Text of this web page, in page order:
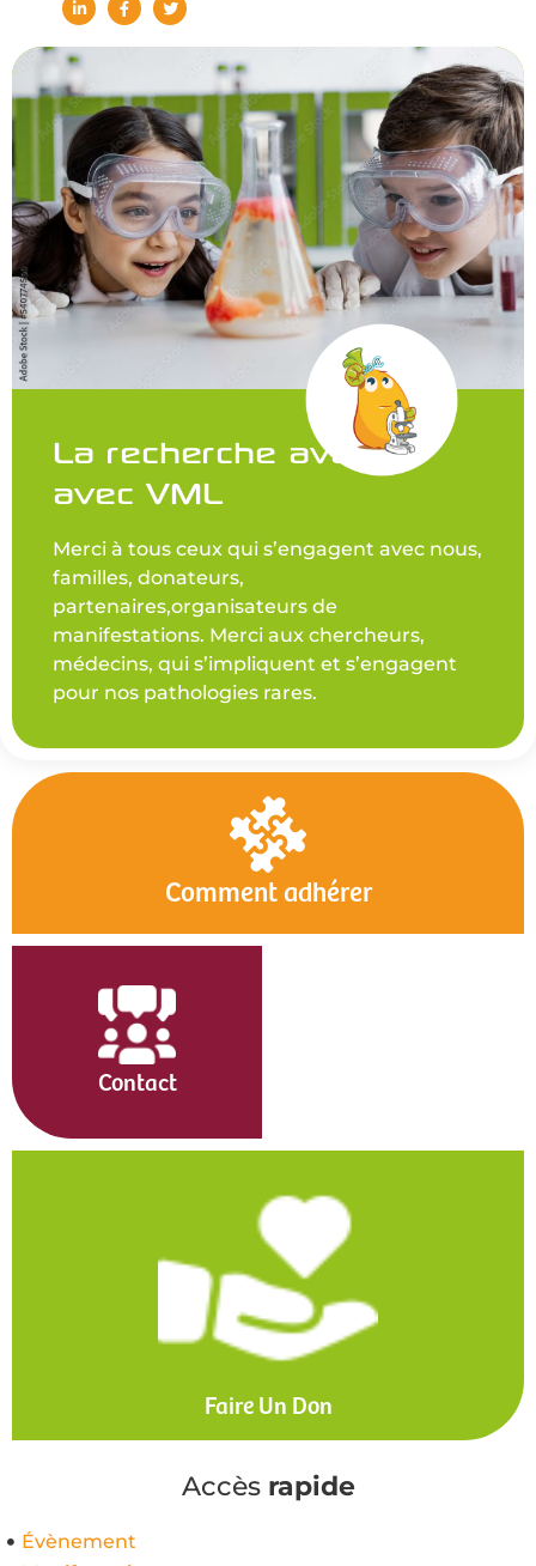
La recherche avance
avec VML
Merci à tous ceux qui s’engagent avec nous,
familles, donateurs,
partenaires,organisateurs de
manifestations. Merci aux chercheurs,
médecins, qui s’impliquent et s’engagent
pour nos pathologies rares.
Comment adhérer
Contact
Faire Un Don
Accès rapide
Évènement